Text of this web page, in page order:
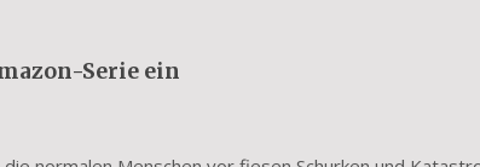
Serie ein